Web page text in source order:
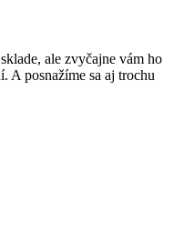
ale zvyčajne vám ho
A posnažíme sa aj trochu